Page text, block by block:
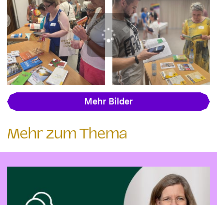
Mehr Bilder
Mehr zum Thema